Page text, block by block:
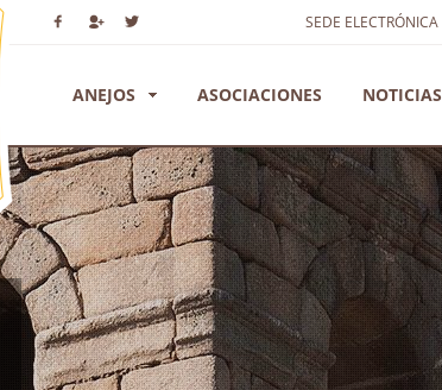
SEDE ELECTRÓNICA
ANEJOS ASOCIACIONES NOTICIAS